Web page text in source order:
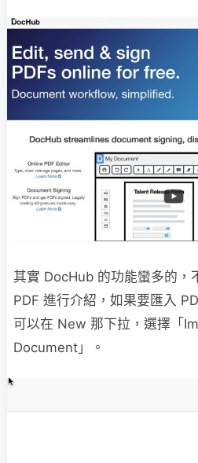
其實 DocHub 的功能蠻多的，
PDF 進行介紹，如果要匯入
可以在 New 那下拉，選擇「
Document」。